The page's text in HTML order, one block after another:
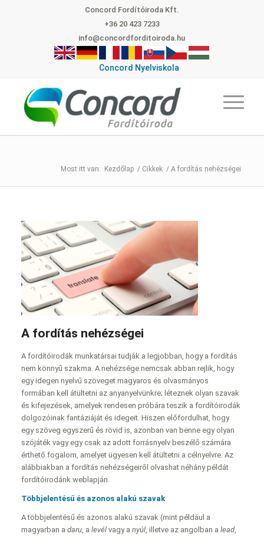
Concord Fordítóiroda Kft.
+36 20 423 7233
info@concordforditoiroda.hu
Concord Nyelviskola
Kezdőlap / Cikkek / A fordítás nehézségei
A fordítás nehézségei
A fordítóirodák munkatársai tudják a legjobban, hogy a fordítás
nem könnyű szakma. A nehézsége nemcsak abban rejlik, hogy
egy idegen nyelvű szöveget magyaros és olvasmányos
formában kell átültetni az anyanyelvünkre; léteznek olyan szavak
és kifejezések, amelyek rendesen próbára teszik a fordítóirodák
dolgozóinak fantáziáját és idegeit. Hiszen előfordulhat, hogy
egy szöveg egyszerű és rövid is, azonban van benne egy olyan
szójáték vagy egy csak az adott forrásnyelv beszélő számára
érthető fogalom, amelyet ügyesen kell átültetni a célnyelvre. Az
alábbiakban a fordítás nehézségeiről olvashat néhány példát
fordítóirodánk weblapján.
Többjelentésű és azonos alakú szavak
A többjelentésű és azonos alakú szavak (mint például a
magyarban a daru, a levélvagy a nyúl, illetve az angolban a lead,